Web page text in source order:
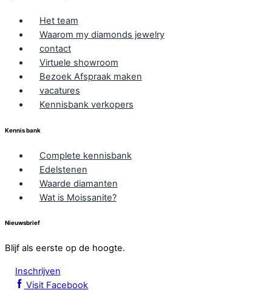
Het team
Waarom my diamonds jewelry
contact
Virtuele showroom
Bezoek Afspraak maken
vacatures
Kennisbank verkopers
Kennis bank
Complete kennisbank
Edelstenen
Waarde diamanten
Wat is Moissanite?
Nieuwsbrief
Blijf als eerste op de hoogte.
Inschrijven
Visit Facebook